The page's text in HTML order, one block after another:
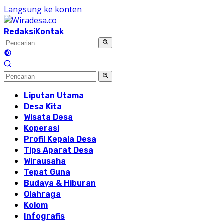
Langsung ke konten
RedaksiKontak
Liputan Utama
Desa Kita
Wisata Desa
Koperasi
Profil Kepala Desa
Tips Aparat Desa
Wirausaha
Tepat Guna
Budaya & Hiburan
Olahraga
Kolom
Infografis